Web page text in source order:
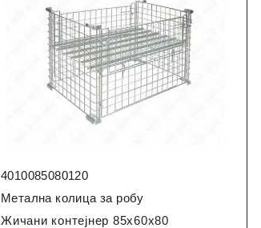
4010085080120
Метална колица за робу
Жичани контејнер 85x60x80